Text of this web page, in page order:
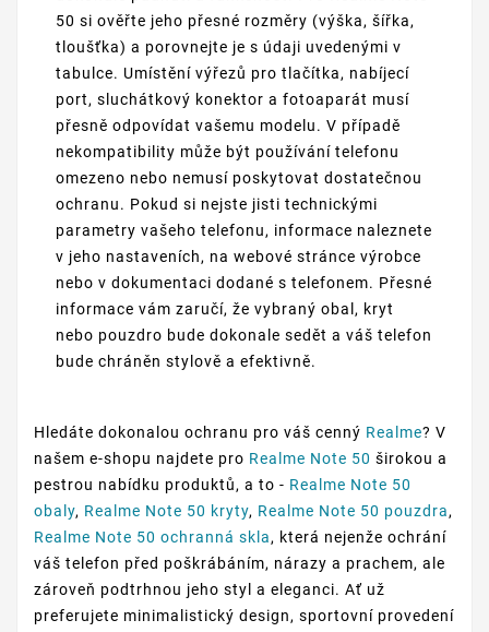
50 si ověřte jeho přesné rozměry (výška, šířka,
tloušťka) a porovnejte je s údaji uvedenými v
tabulce. Umístění výřezů pro tlačítka, nabíjecí
port, sluchátkový konektor a fotoaparát musí
přesně odpovídat vašemu modelu. V případě
nekompatibility může být používání telefonu
omezeno nebo nemusí poskytovat dostatečnou
ochranu. Pokud si nejste jisti technickými
parametry vašeho telefonu, informace naleznete
v jeho nastaveních, na webové stránce výrobce
nebo v dokumentaci dodané s telefonem. Přesné
informace vám zaručí, že vybraný obal, kryt
nebo pouzdro bude dokonale sedět a váš telefon
bude chráněn stylově a efektivně.
Hledáte dokonalou ochranu pro váš cenný Realme? V
našem e-shopu najdete pro Realme Note 50 širokou a
pestrou nabídku produktů, a to - Realme Note 50
obaly, Realme Note 50 kryty, Realme Note 50 pouzdra,
Realme Note 50 ochranná skla, která nejenže ochrání
váš telefon před poškrábáním, nárazy a prachem, ale
zároveň podtrhnou jeho styl a eleganci. Ať už
preferujete minimalistický design, sportovní provedení